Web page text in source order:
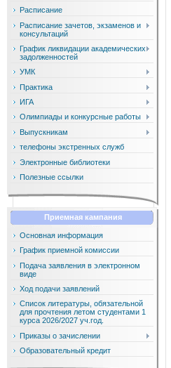
Расписание
Расписание зачетов, экзаменов и
консультаций
График ликвидации академических
задолженностей
УМК
Практика
ИГА
Олимпиады и конкурсные работы
Выпускникам
телефоны экстренных служб
Электронные библиотеки
Полезные ссылки
Приемная кампания
Основная информация
График приемной комиссии
Подача заявления в электронном
виде
Ход подачи заявлений
Список литературы, обязательной
для прочтения летом студентами 1
курса 2026/2027 уч.год.
Приказы о зачислении
Образовательный кредит